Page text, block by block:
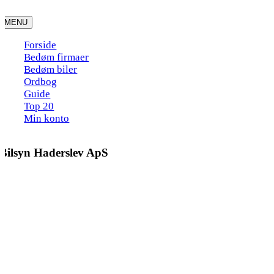
to
content
MENU
Forside
Bedøm firmaer
Bedøm biler
Ordbog
Guide
Top 20
Min konto
Haderslev ApS